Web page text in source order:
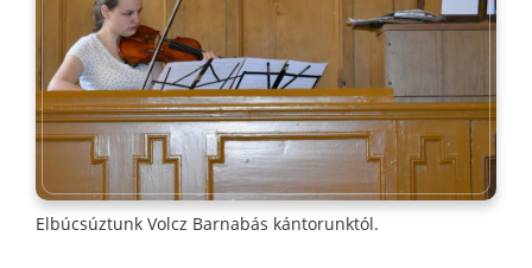
Elbúcsúztunk Volcz Barnabás kántorunktól.